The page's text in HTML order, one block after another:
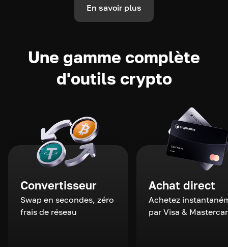
En savoir plus
Une gamme complète
d'outils crypto
Convertisseur
Swap en secondes, zéro
frais de réseau
Achat direct
Achetez
par Visa &